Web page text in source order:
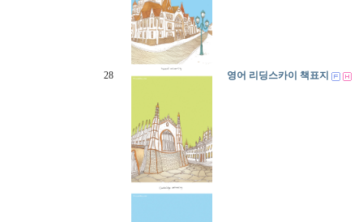
28 영어 리딩스카이 책표지